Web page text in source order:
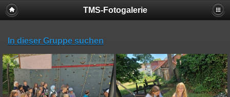
TMS-Fotogalerie
In dieser Gruppe suchen